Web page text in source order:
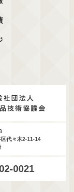
代々木2-11-14
0021